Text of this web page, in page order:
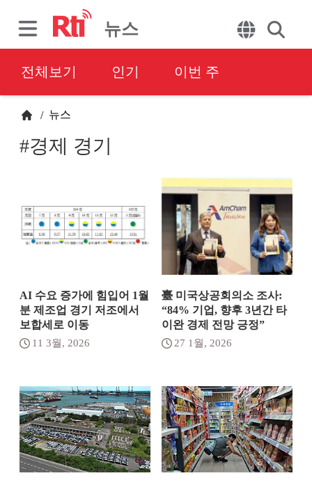
뉴스
전체보기 인기 이번 주
/ 뉴스
#경제 경기
AI 수요 증가에 힘입어 1월
분 제조업 경기 저조에서
보합세로 이동
11 3월, 2026
臺 미국상공회의소 조사:
“84% 기업, 향후 3년간 타
이완 경제 전망 긍정”
27 1월, 2026